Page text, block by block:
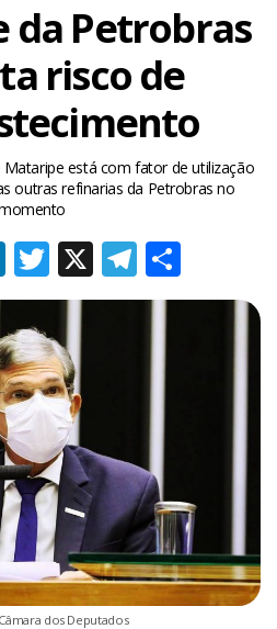
da Petrobras
risco de
está com fator de utilização
outras refinarias da Petrobras no
LinkedIn
Twitter
X
dos Deputados